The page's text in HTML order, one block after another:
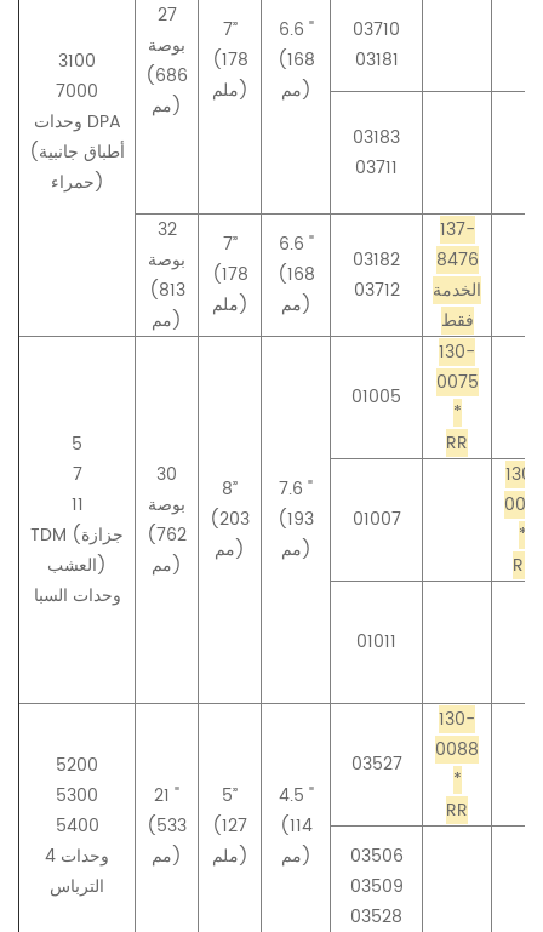
3100
7000
وحدات DPA
(أطباق جانبية
حمراء)
27
بوصة
(686
مم)
7”
(178
ملم)
6.6 "
(168
مم)
03710
03181
03183
03711
32
بوصة
(813
مم)
7”
(178
ملم)
6.6 "
(168
مم)
03182
03712
137-
8476
الخدمة
فقط
5
7
11
TDM (جزازة
العشب)
وحدات السبا
30
بوصة
(762
مم)
8”
(203
مم)
7.6 "
(193
مم)
01005
130-
0075
*
RR
01007
130-
0071
*
RR
01011
5200
5300
5400
4 وحدات
الترباس
21 "
(533
مم)
5”
(127
ملم)
4.5 "
(114
مم)
03527
130-
0088
*
RR
03506
03509
03528